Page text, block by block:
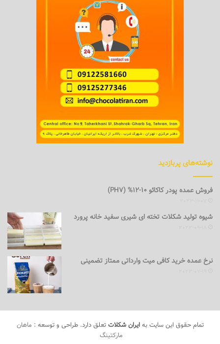
نوشته‌های پربازدید
فروش عمده پودر کاکائو 10-12% (PH7)
شیوه تولید شکلات تخته ای شیری سفید خانه پرورد
نرخ عمده خرید کافی میت وارداتی ممتاز تضمینی
تمام حقوق این سایت بهایران شکلات تعلق دارد. طراحی و توسعه : ماهان
مارکتینگ